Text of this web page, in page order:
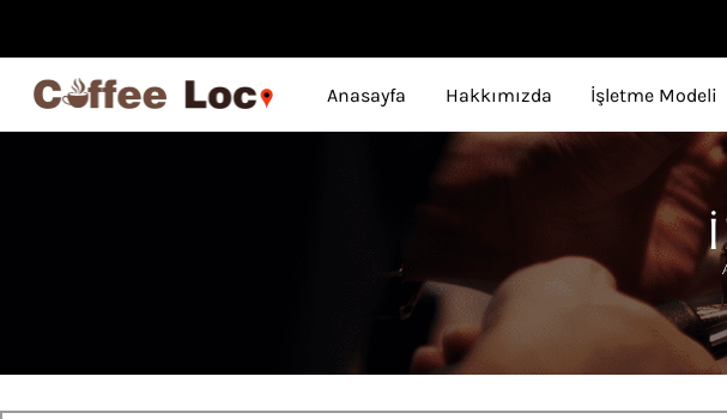
Anasayfa Hakkımızda İşletme Modeli